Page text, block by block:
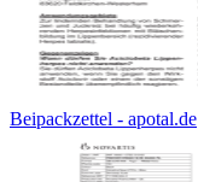
Beipackzettel - apotal.de